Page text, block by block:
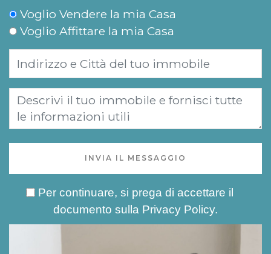
Voglio Vendere la mia Casa
Voglio Affittare la mia Casa
INVIA IL MESSAGGIO
Per continuare, si prega di accettare il
documento sulla Privacy Policy.